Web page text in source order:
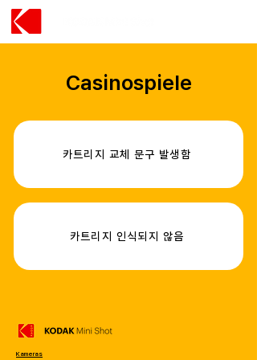
Casinospiele
카트리지 교체 문구 발생함
카트리지 인식되지 않음
Kameras